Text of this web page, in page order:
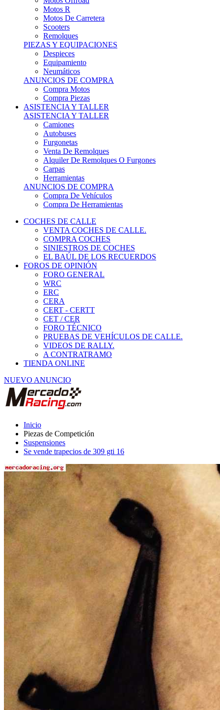
Motos R
Motos De Carretera
Scooters
Remolques
PIEZAS Y EQUIPACIONES
Despieces
Equipamiento
Neumáticos
ANUNCIOS DE COMPRA
Compra Motos
Compra Piezas
ASISTENCIA Y TALLER
ASISTENCIA Y TALLER
Camiones
Autobuses
Furgonetas
Venta De Remolques
Alquiler De Remolques O Furgones
Carpas
Herramientas
ANUNCIOS DE COMPRA
Compra De Vehículos
Compra De Herramientas
COCHES DE CALLE
VENTA COCHES DE CALLE.
COMPRA COCHES
SINIESTROS DE COCHES
EL BAÚL DE LOS RECUERDOS
FOROS DE OPINIÓN
FORO GENERAL
WRC
ERC
CERA
CERT - CERTT
CET / CER
FORO TÉCNICO
PRUEBAS DE VEHÍCULOS DE CALLE.
VIDEOS DE RALLY.
A CONTRATRAMO
TIENDA ONLINE
NUEVO ANUNCIO
Inicio
Piezas de Competición
Suspensiones
Se vende trapecios de 309 gti 16